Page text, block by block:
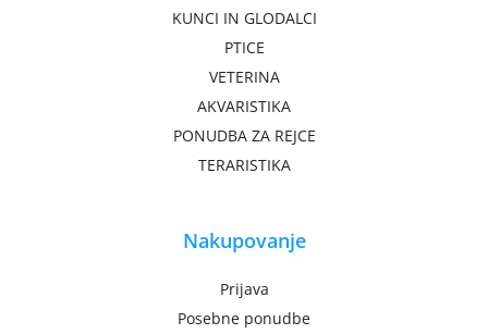
KUNCI IN GLODALCI
PTICE
VETERINA
AKVARISTIKA
PONUDBA ZA REJCE
TERARISTIKA
Nakupovanje
Prijava
Posebne ponudbe